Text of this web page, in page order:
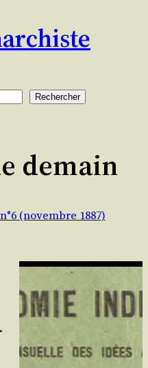
Rechercher
demain
(novembre 1887)